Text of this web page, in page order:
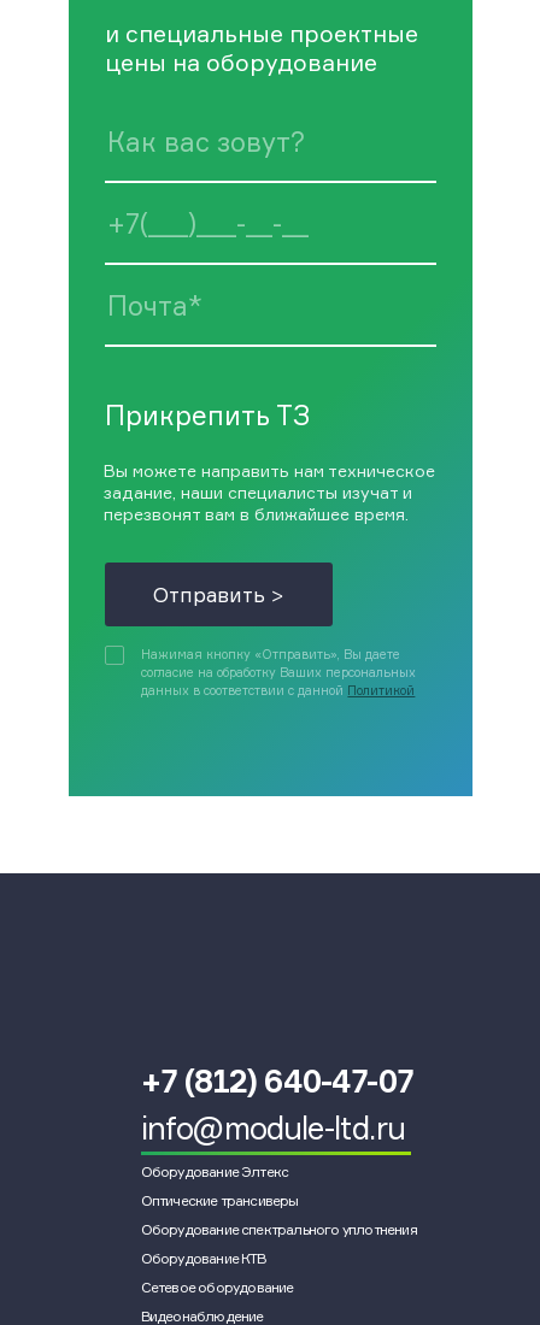
и специальные проектные
цены на оборудование
Прикрепить ТЗ
Вы можете направить нам техническое
задание, наши специалисты изучат и
перезвонят вам в ближайшее время.
Отправить >
Нажимая кнопку «Отправить», Вы даете
согласие на обработку Ваших персональных
данных в соответствии с данной Политикой
+7 (812) 640-47-07
info@module-ltd.ru
Оборудование Элтекс
Оптические трансиверы
Оборудование спектрального уплотнения
Оборудование КТВ
Сетевое оборудование
Видеонаблюдение